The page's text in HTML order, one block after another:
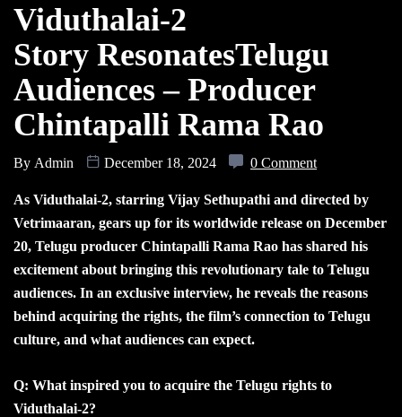
Viduthalai-2
Story ResonatesTelugu
Audiences – Producer
Chintapalli Rama Rao
By Admin December 18, 2024 0 Comment
As Viduthalai-2, starring Vijay Sethupathi and directed by
Vetrimaaran, gears up for its worldwide release on December
20, Telugu producer Chintapalli Rama Rao has shared his
excitement about bringing this revolutionary tale to Telugu
audiences. In an exclusive interview, he reveals the reasons
behind acquiring the rights, the film’s connection to Telugu
culture, and what audiences can expect.
Q: What inspired you to acquire the Telugu rights to
Viduthalai-2?